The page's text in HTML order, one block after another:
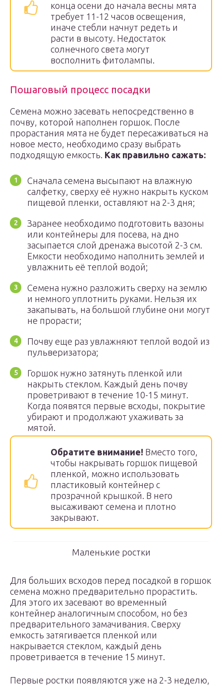
конца осени до начала весны мята
требует 11-12 часов освещения,
иначе стебли начнут редеть и
расти в высоту. Недостаток
солнечного света могут
восполнить фитолампы.
Пошаговый процесс посадки
Семена можно засевать непосредственно в
почву, которой наполнен горшок. После
прорастания мята не будет пересаживаться на
новое место, необходимо сразу выбрать
подходящую емкость. Как правильно сажать:
Сначала семена высыпают на влажную
салфетку, сверху её нужно накрыть куском
пищевой пленки, оставляют на 2-3 дня;
Заранее необходимо подготовить вазоны
или контейнеры для посева, на дно
засыпается слой дренажа высотой 2-3 см.
Емкости необходимо наполнить землей и
увлажнить её теплой водой;
Семена нужно разложить сверху на землю
и немного уплотнить руками. Нельзя их
закапывать, на большой глубине они могут
не прорасти;
Почву еще раз увлажняют теплой водой из
пульверизатора;
Горшок нужно затянуть пленкой или
накрыть стеклом. Каждый день почву
проветривают в течение 10-15 минут.
Когда появятся первые всходы, покрытие
убирают и продолжают ухаживать за
мятой.
Обратите внимание! Вместо того,
чтобы накрывать горшок пищевой
пленкой, можно использовать
пластиковый контейнер с
прозрачной крышкой. В него
высаживают семена и плотно
закрывают.
Маленькие ростки
Для больших всходов перед посадкой в горшок
семена можно предварительно прорастить.
Для этого их засевают во временный
контейнер аналогичным способом, но без
предварительного замачивания. Сверху
емкость затягивается пленкой или
накрывается стеклом, каждый день
проветривается в течение 15 минут.
Первые ростки появляются уже на 2-3 неделю,